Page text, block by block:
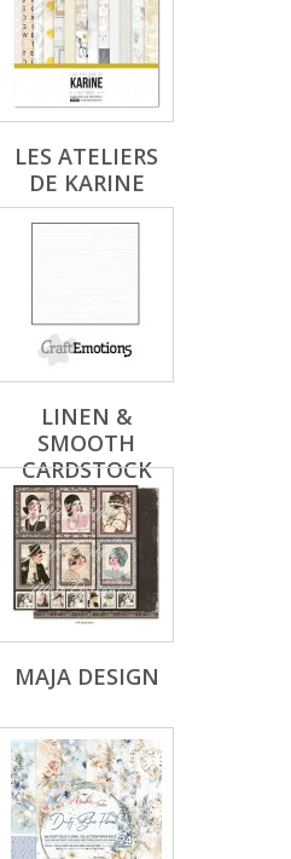
LES ATELIERS
DE KARINE
LINEN &
SMOOTH
CARDSTOCK
MAJA DESIGN